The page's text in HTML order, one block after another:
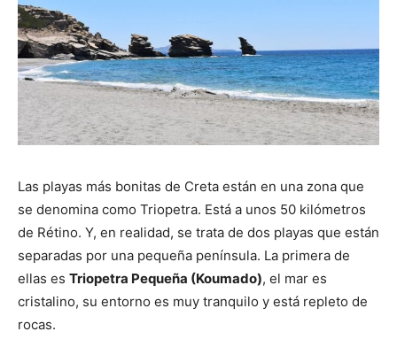
Las playas más bonitas de Creta están en una zona que
se denomina como Triopetra. Está a unos 50 kilómetros
de Rétino. Y, en realidad, se trata de dos playas que están
separadas por una pequeña península. La primera de
ellas es Triopetra Pequeña (Koumado), el mar es
cristalino, su entorno es muy tranquilo y está repleto de
rocas.